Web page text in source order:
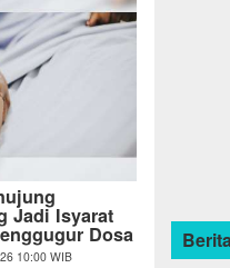
Jadi Isyarat
Dosa
10:00 WIB